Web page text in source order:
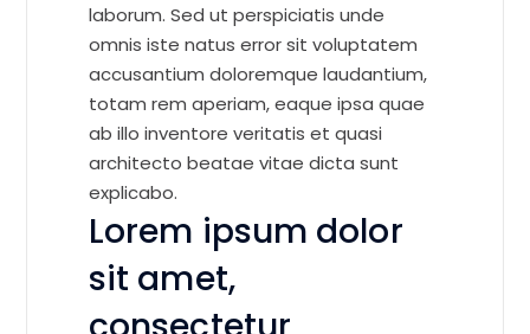
laborum. Sed ut perspiciatis unde
omnis iste natus error sit voluptatem
accusantium doloremque laudantium,
totam rem aperiam, eaque ipsa quae
ab illo inventore veritatis et quasi
architecto beatae vitae dicta sunt
explicabo.
Lorem ipsum dolor
sit amet,